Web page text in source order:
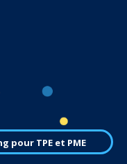
pour TPE et PME